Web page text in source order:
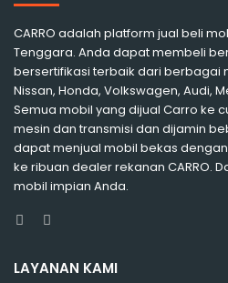
CARRO adalah platform jual beli
Tenggara. Anda dapat membeli
bersertifikasi terbaik dari berbagai
Nissan, Honda, Volkswagen, Audi,
Semua mobil yang dijual Carro ke
mesin dan transmisi dan dijamin
dapat menjual mobil bekas
ke ribuan dealer rekanan CARRO.
mobil impian Anda.
Facebook
Instagram
LAYANAN KAMI